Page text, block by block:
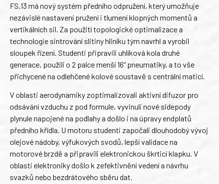
FS.13 má nový systém předního odpružení, který umožňuje
nezávislé nastavení pružení i tlumení klopných momentů a
vertikálních sil. Za použití topologické optimalizace a
technologie sintrování slitiny hliníku tým navrhl a vyrobil
sloupek řízení. Studenti připravili uhlíková kola druhé
generace, použili o 2 palce menší 16“ pneumatiky, a to vše
přichycené na odlehčené kolové soustavě s centrální maticí.
V oblasti aerodynamiky zoptimalizovali aktivní difuzor pro
odsávání vzduchu z pod formule, vyvinuli nové sidepody
plynule napojené na podlahy a došlo i na úpravy endplatů
předního křídla. U motoru studenti započali dlouhodobý vývoj
olejové nádoby, výfukových svodů, lepší validace na
motorové brzdě a připravili elektronickou škrticí klapku. V
oblasti elektroniky došlo k zefektivnění vedení a návrhu
svazků nebo bezdrátového sběru dat.